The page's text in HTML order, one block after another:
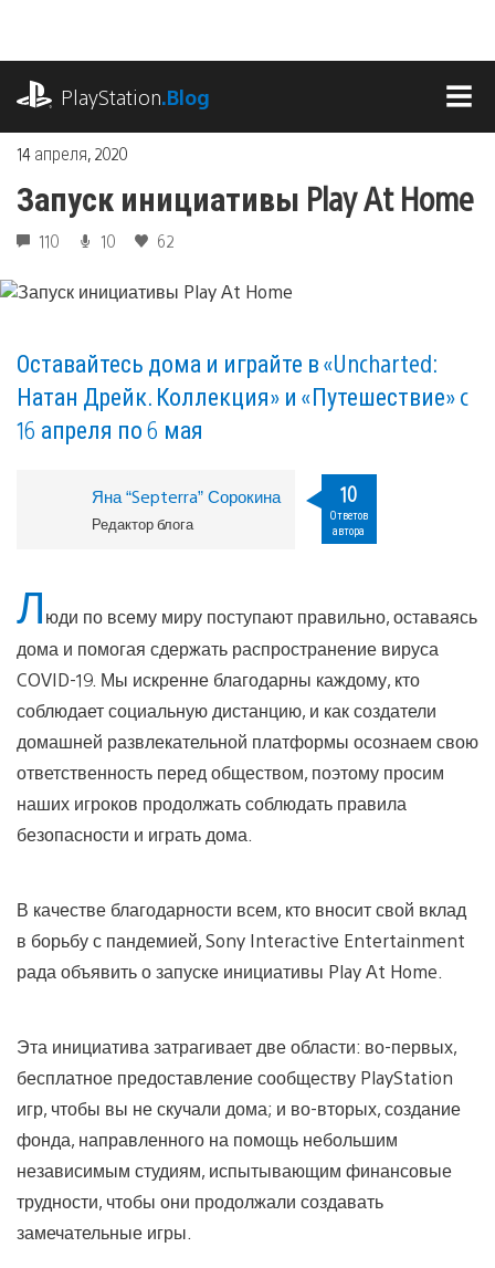
содержимому
PlayStation.Blog
14 апреля, 2020
Запуск инициативы Play At Home
110 10 62
Оставайтесь дома и играйте в «Uncharted:
Натан Дрейк. Коллекция» и «Путешествие» c
16 апреля по 6 мая
Яна “Septerra” Сорокина
Редактор блога
10
Ответов
автора
Люди по всему миру поступают правильно, оставаясь
дома и помогая сдержать распространение вируса
COVID-19. Мы искренне благодарны каждому, кто
соблюдает социальную дистанцию, и как создатели
домашней развлекательной платформы осознаем свою
ответственность перед обществом, поэтому просим
наших игроков продолжать соблюдать правила
безопасности и играть дома.
В качестве благодарности всем, кто вносит свой вклад
в борьбу с пандемией, Sony Interactive Entertainment
рада объявить о запуске инициативы Play At Home.
Эта инициатива затрагивает две области: во-первых,
бесплатное предоставление сообществу PlayStation
игр, чтобы вы не скучали дома; и во-вторых, создание
фонда, направленного на помощь небольшим
независимым студиям, испытывающим финансовые
трудности, чтобы они продолжали создавать
замечательные игры.